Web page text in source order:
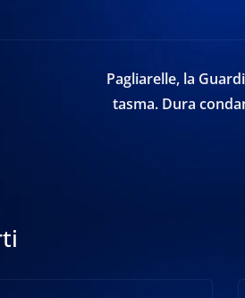
Pagliarelle, la
tasma. Dura